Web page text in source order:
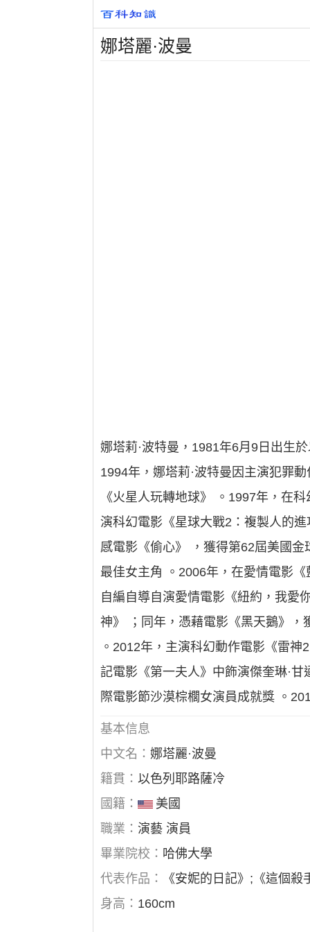
娜塔麗·波曼
娜塔莉·波特曼，1981年6月9日出生
1994年，娜塔莉·波特曼因主演犯罪
《火星人玩轉地球》 。1997年，在
演科幻電影《星球大戰2：複製人的
感電影《偷心》 ，獲得第62屆美國
最佳女主角 。2006年，在愛情電影
自編自導自演愛情電影《紐約，我愛
神》 ；同年，憑藉電影《黑天鵝》
。2012年，主演科幻動作電影《雷
記電影《第一夫人》中飾演傑奎琳·
際電影節沙漠棕櫚女演員成就獎 。
基本信息
中文名：娜塔麗·波曼
籍貫：以色列耶路薩冷
國籍：
美國
職業：演藝 演員
畢業院校： 哈佛大學
代表作品：
《安妮的日記》;《這個殺
身高： 160cm